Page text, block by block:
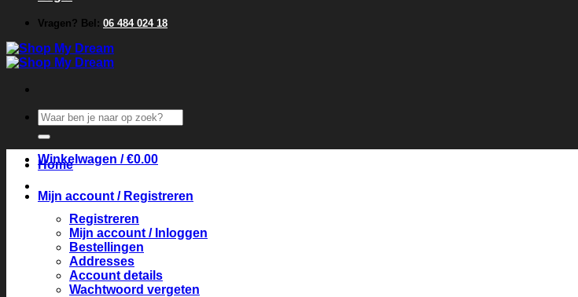
Vragen? Bel: 06 484 024 18
Zoeken
naar:
Winkelwagen /€0.00
Home
Mijn account / Registreren
Registreren
Mijn account / Inloggen
Bestellingen
Addresses
Account details
Wachtwoord vergeten